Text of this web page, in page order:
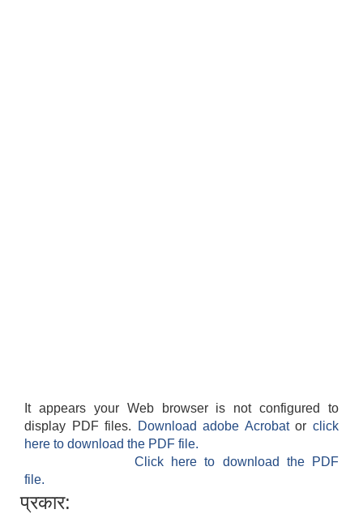
It appears your Web browser is not configured to
display PDF files.
Download adobe Acrobatorclick
here to download the PDF file.
Click here to download the PDF
file.
प्रकार: